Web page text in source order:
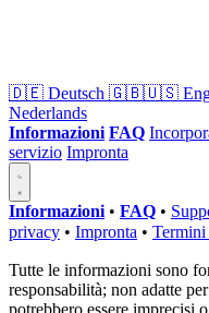
🇩🇪 Deutsch 🇬🇧🇺🇸
Nederlands
Informazioni FAQ
servizio Impronta
Informazioni • FAQ •
privacy • Impronta •
Tutte le informazioni sono
responsabilità; non adatte
potrebbero essere imprecisi